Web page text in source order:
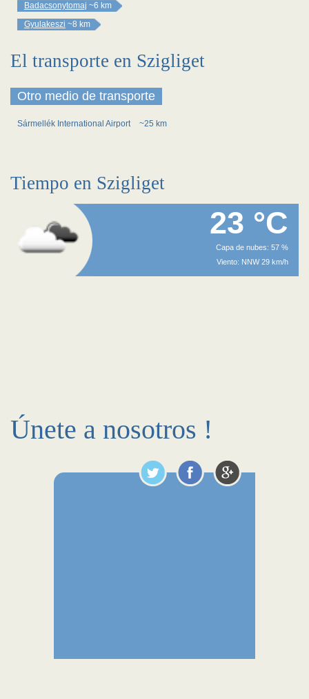
Badacsonytomaj ~6 km
Gyulakeszi ~8 km
El transporte en Szigliget
Otro medio de transporte
Sármellék International Airport ~25 km
Tiempo en Szigliget
23 °C
Capa de nubes: 57 %
Viento: NNW 29 km/h
Únete a nosotros !